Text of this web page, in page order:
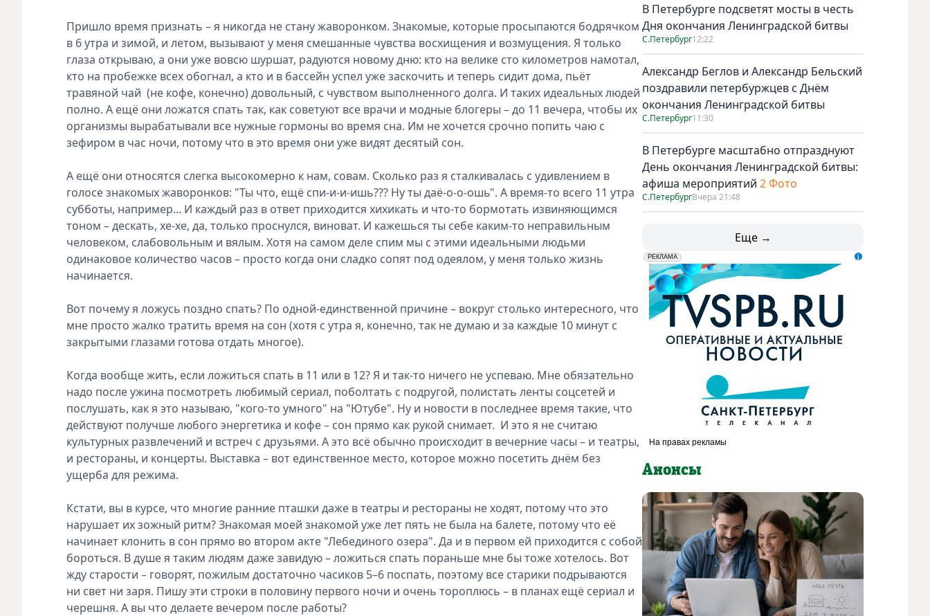
Пришло время признать – я никогда не стану жаворонком. Знакомые, которые просыпаются бодрячком
в 6 утра и зимой, и летом, вызывают у меня смешанные чувства восхищения и возмущения. Я только
глаза открываю, а они уже вовсю шуршат, радуются новому дню: кто на велике сто километров намотал,
кто на пробежке всех обогнал, а кто и в бассейн успел уже заскочить и теперь сидит дома, пьёт
травяной чай (не кофе, конечно) довольный, с чувством выполненного долга. И таких идеальных людей
полно. А ещё они ложатся спать так, как советуют все врачи и модные блогеры – до 11 вечера, чтобы их
организмы вырабатывали все нужные гормоны во время сна. Им не хочется срочно попить чаю с
зефиром в час ночи, потому что в это время они уже видят десятый сон.
А ещё они относятся слегка высокомерно к нам, совам. Сколько раз я сталкивалась с удивлением в
голосе знакомых жаворонков: "Ты что, ещё спи-и-и-ишь??? Ну ты даё-о-о-ошь". А время-то всего 11 утра
субботы, например... И каждый раз в ответ приходится хихикать и что-то бормотать извиняющимся
тоном – дескать, хе-хе, да, только проснулся, виноват. И кажешься ты себе каким-то неправильным
человеком, слабовольным и вялым. Хотя на самом деле спим мы с этими идеальными людьми
одинаковое количество часов – просто когда они сладко сопят под одеялом, у меня только жизнь
начинается.
Вот почему я ложусь поздно спать? По одной-единственной причине – вокруг столько интересного, что
мне просто жалко тратить время на сон (хотя с утра я, конечно, так не думаю и за каждые 10 минут с
закрытыми глазами готова отдать многое).
Когда вообще жить, если ложиться спать в 11 или в 12? Я и так-то ничего не успеваю. Мне обязательно
надо после ужина посмотреть любимый сериал, поболтать с подругой, полистать ленты соцсетей и
послушать, как я это называю, "кого-то умного" на "Ютубе". Ну и новости в последнее время такие, что
действуют получше любого энергетика и кофе – сон прямо как рукой снимает. И это я не считаю
культурных развлечений и встреч с друзьями. А это всё обычно происходит в вечерние часы – и театры,
и рестораны, и концерты. Выставка – вот единственное место, которое можно посетить днём без
ущерба для режима.
Кстати, вы в курсе, что многие ранние пташки даже в театры и рестораны не ходят, потому что это
нарушает их зожный ритм? Знакомая моей знакомой уже лет пять не была на балете, потому что её
начинает клонить в сон прямо во втором акте "Лебединого озера". Да и в первом ей приходится с собой
бороться. В душе я таким людям даже завидую – ложиться спать пораньше мне бы тоже хотелось. Вот
жду старости – говорят, пожилым достаточно часиков 5–6 поспать, поэтому все старики подрываются
ни свет ни заря. Пишу эти строки в половину первого ночи и очень тороплюсь – в планах ещё сериал и
черешня. А вы что делаете вечером после работы?
В Петербурге подсветят мосты в честь
Дня окончания Ленинградской битвы
С.Петербург12:22
Александр Беглов и Александр Бельский
поздравили петербуржцев с Днём
окончания Ленинградской битвы
С.Петербург11:30
В Петербурге масштабно отпразднуют
День окончания Ленинградской битвы:
афиша мероприятий 2 Фото
С.ПетербургВчера 21:48
Еще →
erid: LdtCK5udn
РЕКЛАМА
АО "ГАТР", ИНН: 7841320717
Анонсы